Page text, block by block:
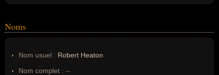
Noms
Nom usuel : Robert Heaton
Nom complet : --